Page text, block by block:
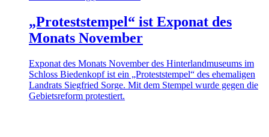
„Proteststempel“ ist Exponat des
Monats November
Exponat des Monats November des Hinterlandmuseums im
Schloss Biedenkopf ist ein „Proteststempel“ des ehemaligen
Landrats Siegfried Sorge. Mit dem Stempel wurde gegen die
Gebietsreform protestiert.